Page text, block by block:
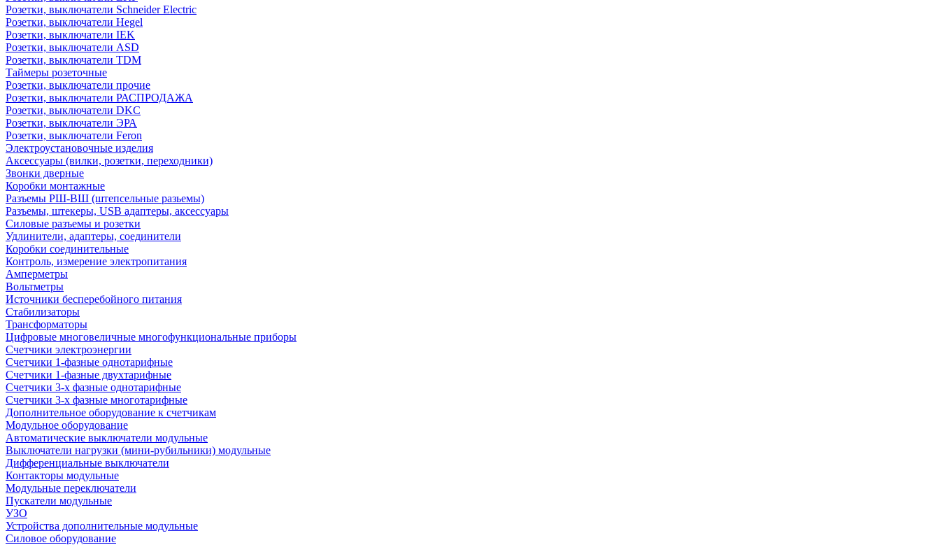
Розетки, выключатели Schneider Electric
Розетки, выключатели Hegel
Розетки, выключатели IEK
Розетки, выключатели ASD
Розетки, выключатели TDM
Таймеры розеточные
Розетки, выключатели прочие
Розетки, выключатели РАСПРОДАЖА
Розетки, выключатели DKC
Розетки, выключатели ЭРА
Розетки, выключатели Feron
Электроустановочные изделия
Аксессуары (вилки, розетки, переходники)
Звонки дверные
Коробки монтажные
Разъемы РШ-ВШ (штепсельные разьемы)
Разъемы, штекеры, USB адаптеры, аксессуары
Силовые разъемы и розетки
Удлинители, адаптеры, соединители
Коробки соединительные
Контроль, измерение электропитания
Амперметры
Вольтметры
Источники бесперебойного питания
Стабилизаторы
Трансформаторы
Цифровые многовеличные многофункциональные приборы
Счетчики электроэнергии
Счетчики 1-фазные однотарифные
Счетчики 1-фазные двухтарифные
Счетчики 3-х фазные однотарифные
Счетчики 3-х фазные многотарифные
Дополнительное оборудование к счетчикам
Модульное оборудование
Автоматические выключатели модульные
Выключатели нагрузки (мини-рубильники) модульные
Дифференциальные выключатели
Контакторы модульные
Модульные переключатели
Пускатели модульные
УЗО
Устройства дополнительные модульные
Силовое оборудование